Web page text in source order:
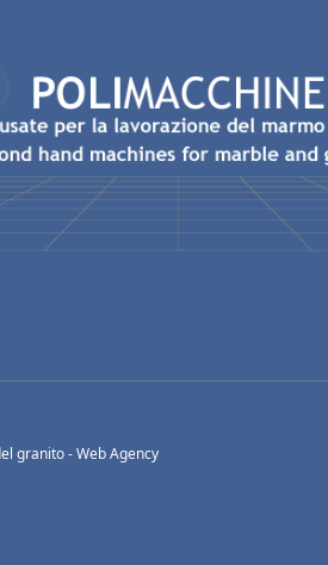
granito -Web Agency